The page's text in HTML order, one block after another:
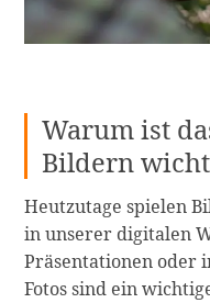
Warum ist
Bildern
Heutzutage spielen
in unserer digitalen
Präsentationen oder
Fotos sind ein